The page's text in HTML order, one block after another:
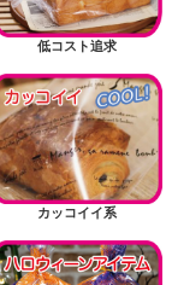
低コスト追求
カッコイイ系